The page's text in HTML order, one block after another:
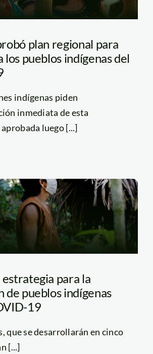
plan regional para
los pueblos indígenas del
indígenas piden
inmediata de esta
luego [...]
para la
de pueblos indígenas
19
que se desarrollarán en cinco
[...]